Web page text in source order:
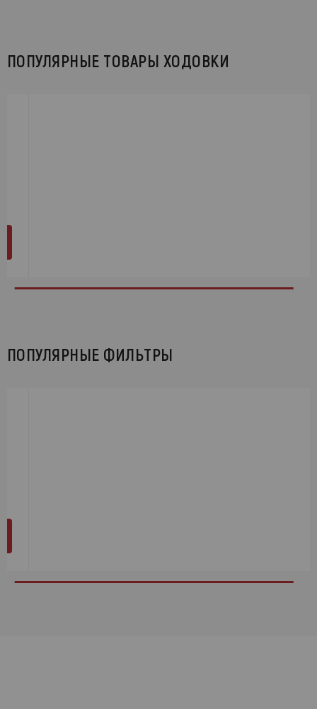
ПОПУЛЯРНЫЕ ТОВАРЫ ХОДОВКИ
ПОПУЛЯРНЫЕ ФИЛЬТРЫ